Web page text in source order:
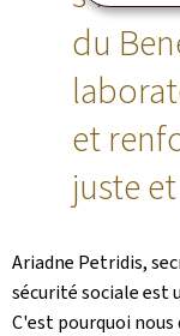
du
et
juste
Ariadne Petridis,
sécurité sociale est
C'est pourquoi